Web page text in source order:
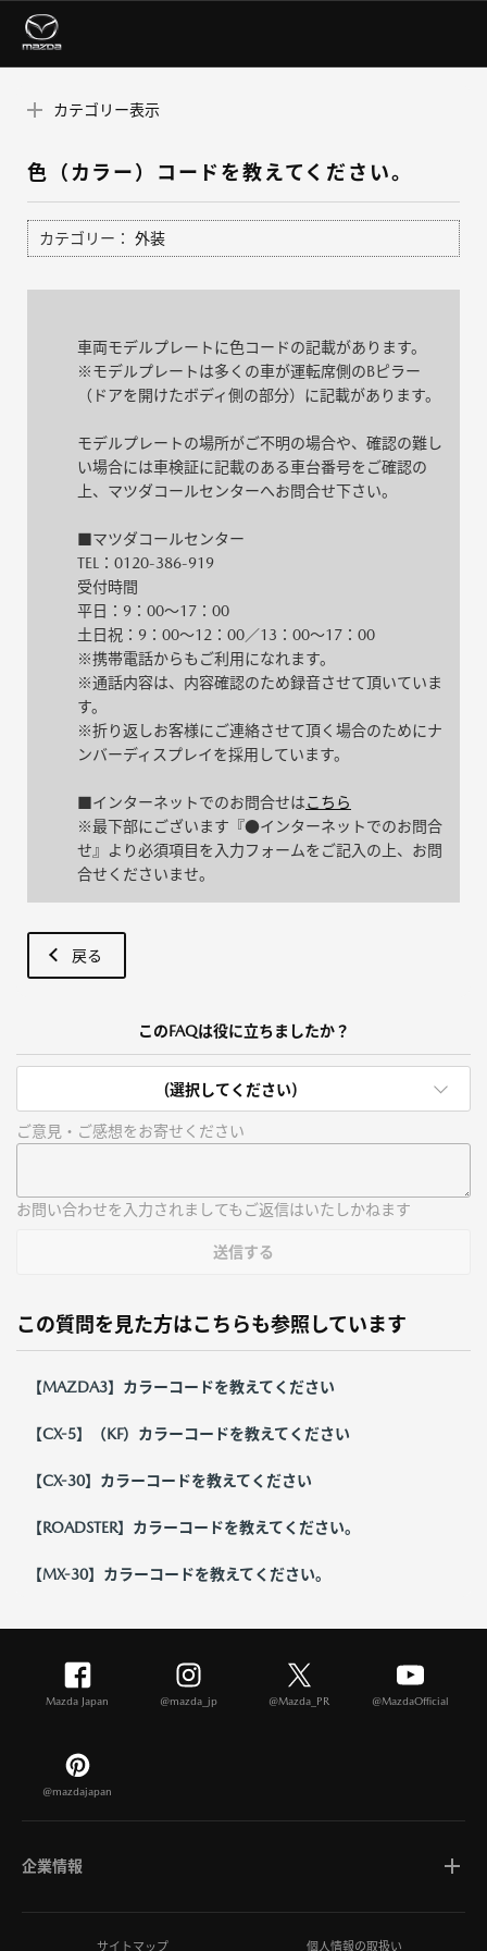
カテゴリー表示
色（カラー）コードを教えてください。
カテゴリー： 外装
車両モデルプレートに色コードの記載があります。
※モデルプレートは多くの車が運転席側のBピラー
（ドアを開けたボディ側の部分）に記載があります。
モデルプレートの場所がご不明の場合や、確認の難し
い場合には車検証に記載のある車台番号をご確認の
上、マツダコールセンターへお問合せ下さい。
■マツダコールセンター
TEL：0120-386-919
受付時間
平日：9：00～17：00
土日祝：9：00～12：00／13：00～17：00
※携帯電話からもご利用になれます。
※通話内容は、内容確認のため録音させて頂いていま
す。
※折り返しお客様にご連絡させて頂く場合のためにナ
ンバーディスプレイを採用しています。
■インターネットでのお問合せはこちら
※最下部にございます『●インターネットでのお問合
せ』より必須項目を入力フォームをご記入の上、お問
合せくださいませ。
戻る
このFAQは役に立ちましたか？
(選択してください)
ご意見・ご感想をお寄せください
お問い合わせを入力されましてもご返信はいたしかねます
送信する
この質問を見た方はこちらも参照しています
【MAZDA3】カラーコードを教えてください
【CX-5】（KF）カラーコードを教えてください
【CX-30】カラーコードを教えてください
【ROADSTER】カラーコードを教えてください。
【MX-30】カラーコードを教えてください。
Mazda Japan @mazda_jp @Mazda_PR @MazdaOfficial
@mazdajapan
企業情報
マツダについてサイトマップ 個人情報の取扱い